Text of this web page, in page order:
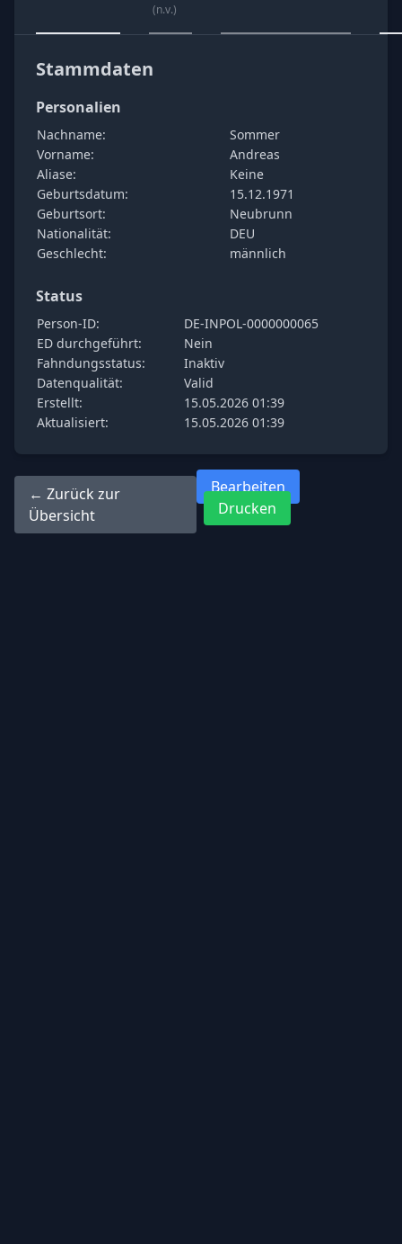
(n.v.)
Stammdaten
Personalien
Nachname:
Sommer
Vorname:
Andreas
Aliase:
Keine
Geburtsdatum:
15.12.1971
Geburtsort:
Neubrunn
Nationalität:
DEU
Geschlecht:
männlich
Status
Person-ID:
DE-INPOL-0000000065
ED durchgeführt:
Nein
Fahndungsstatus:
Inaktiv
Datenqualität:
Valid
Erstellt:
15.05.2026 01:39
Aktualisiert:
15.05.2026 01:39
← Zurück zur
Übersicht
Bearbeiten
Drucken